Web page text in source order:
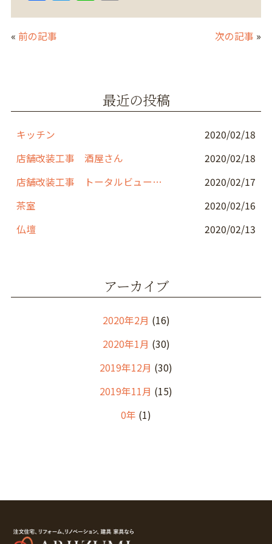
a
c
e
o
k
w n m
« 前の記事 次の記事 »
最近の投稿
キッチン
2020/02/18
店舗改装工事 酒屋さん
2020/02/18
店舗改装工事 トータルビューティーサロン
2020/02/17
茶室
2020/02/16
仏壇
2020/02/13
アーカイブ
2020年2月 (16)
2020年1月 (30)
2019年12月 (30)
2019年11月 (15)
0年 (1)